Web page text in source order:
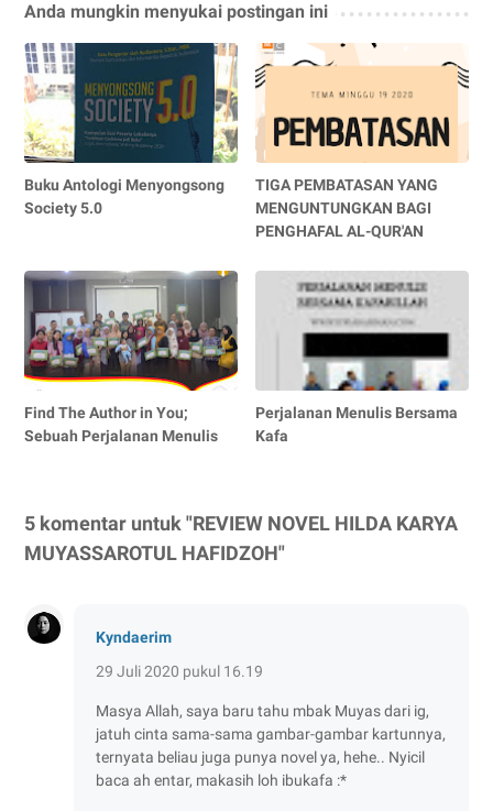
Anda mungkin menyukai postingan ini
Buku Antologi Menyongsong
Society 5.0
TIGA PEMBATASAN YANG
MENGUNTUNGKAN BAGI
PENGHAFAL AL-QUR'AN
Find The Author in You;
Sebuah Perjalanan Menulis
Perjalanan Menulis Bersama
Kafa
5 komentar untuk "REVIEW NOVEL HILDA KARYA
MUYASSAROTUL HAFIDZOH"
Kyndaerim
29 Juli 2020 pukul 16.19
Masya Allah, saya baru tahu mbak Muyas dari ig,
jatuh cinta sama-sama gambar-gambar kartunnya,
ternyata beliau juga punya novel ya, hehe.. Nyicil
baca ah entar, makasih loh ibukafa :*